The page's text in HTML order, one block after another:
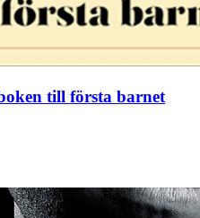
till första barnet